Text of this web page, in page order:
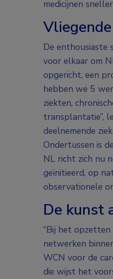
medicijnen
De enthousiaste
voor elkaar om
opgericht, een
hebben we 5
ziekten,
transplantatie”,
deelnemende
Ondertussen is
NL richt zich nu
geïnitieerd, op
observationele
De kunst
“Bij het
netwerken
WCN voor de
die wijst het